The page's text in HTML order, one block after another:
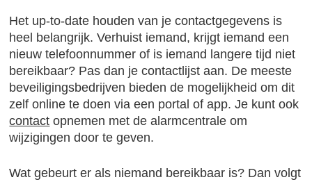
Het up-to-date houden van je contactgegevens is
heel belangrijk. Verhuist iemand, krijgt iemand een
nieuw telefoonnummer of is iemand langere tijd niet
bereikbaar? Pas dan je contactlijst aan. De meeste
beveiligingsbedrijven bieden de mogelijkheid om dit
zelf online te doen via een portal of app. Je kunt ook
contact opnemen met de alarmcentrale om
wijzigingen door te geven.
Wat gebeurt er als niemand bereikbaar is? Dan volgt